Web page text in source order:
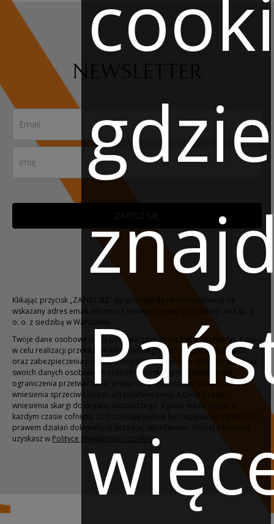
gdzie
NEWSLETTER
ZAPISZ SIĘ
Klikając przycisk „ZAPISZ SIĘ” wyraższ zgodę na otrzymywanie na
wskazany adres email informacji marketingowej od Holding Liwa Sp. z
o. o. z siedzibą w Warszawie.
Twoje dane osobowe będą przetwarzane przez Holding Liwa Sp. z o.o.
w celu realizacji przekazu marketingowego lub nawiązania kontaktu
oraz zabezpieczenia roszczeń. Przysługuje Ci prawo dostępu do treści
swoich danych osobowych oraz ich sprostowania, usunięcia lub
ograniczenia przetwarzania, prawo do przenoszenia danych oraz
wniesienia sprzeciwu wobec ich przetwarzania, a także prawo
wniesienia skargi do organu nadzorczego. Zgoda może zostać w
każdym czasie cofnięta, co pozostaje jednak bez wpływu na zgodność z
prawem działań dokonanych przed jej wycofaniem. Więcej informacji
uzyskasz w Polityce prywatności i cookies.